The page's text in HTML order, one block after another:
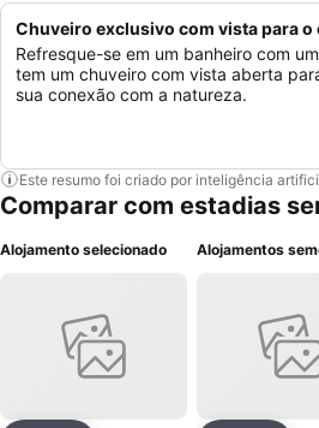
Chuveiro exclusivo com vista para o
Refresque-se em um banheiro com
tem um chuveiro com vista aberta
sua conexão com a natureza.
Este resumo foi criado por inteligência
Comparar com estadias
Alojamento selecionado Alojamentos